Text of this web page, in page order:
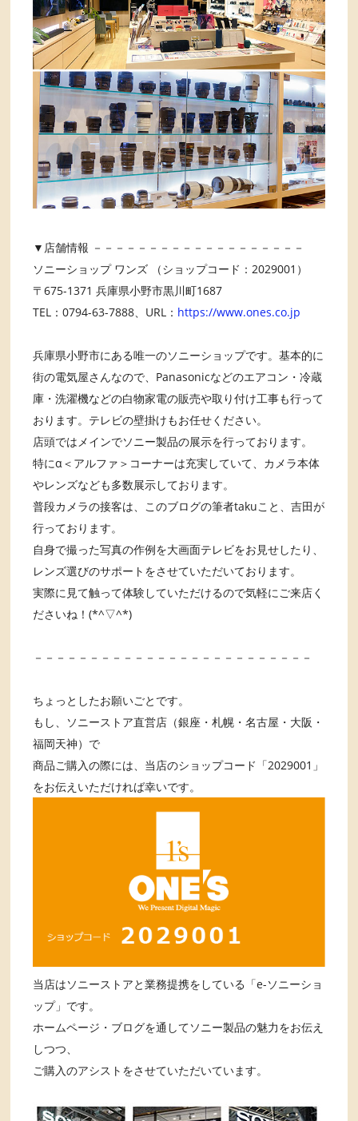
▼店舗情報 －－－－－－－－－－－－－－－－－－－
ソニーショップ ワンズ （ショップコード：2029001）
〒675-1371 兵庫県小野市黒川町1687
TEL：0794-63-7888、URL： https://www.ones.co.jp
兵庫県小野市にある唯一のソニーショップです。基本的に
街の電気屋さんなので、Panasonicなどのエアコン・冷蔵
庫・洗濯機などの白物家電の販売や取り付け工事も行って
おります。テレビの壁掛けもお任せください。
店頭ではメインでソニー製品の展示を行っております。
特にα＜アルファ＞コーナーは充実していて、カメラ本体
やレンズなども多数展示しております。
普段カメラの接客は、このブログの筆者takuこと、吉田が
行っております。
自身で撮った写真の作例を大画面テレビをお見せしたり、
レンズ選びのサポートをさせていただいております。
実際に見て触って体験していただけるので気軽にご来店く
ださいね！(*^▽^*)
－－－－－－－－－－－－－－－－－－－－－－－－－
ちょっとしたお願いごとです。
もし、ソニーストア直営店（銀座・札幌・名古屋・大阪・
福岡天神）で
商品ご購入の際には、当店のショップコード「2029001」
をお伝えいただければ幸いです。
当店はソニーストアと業務提携をしている「e-ソニーショ
ップ」です。
ホームページ・ブログを通してソニー製品の魅力をお伝え
しつつ、
ご購入のアシストをさせていただいています。